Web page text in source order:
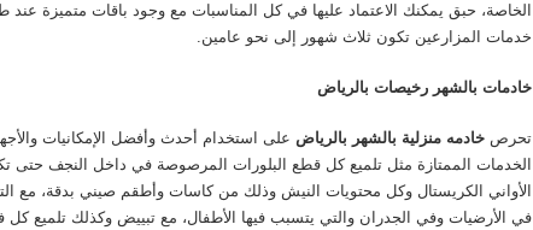
الخاصة، حبق يمكنك الاعتماد عليها في كل المناسبات مع وجود باقات متميزة
خدمات المزارعين تكون ثلاث شهور إلى نحو عامين.
خادمات بالشهر رخيصات بالرياض
تحرصخادمه منزلية بالشهر بالرياض على استخدام أحدث وأفضل الإمكانيات
الخدمات الممتازة مثل تلميع كل قطع البلورات المرصوصة في داخل النجف حتى
الأواني الكريستال وكل محتويات النيش وذلك من كاسات وأطقم صيني بدقة، مع
في الأرضيات وفي الجدران والتي يتسبب فيها الأطفال، مع تبييض وكذلك تلميع